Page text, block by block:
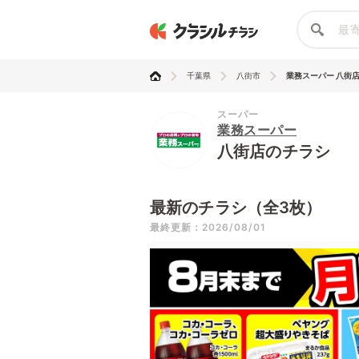
千葉県 八街市 業務スーパー 八街店
スーパー
業務スーパー
八街店のチラシ
最新のチラシ（全3枚）
最終更新：2026/08/01